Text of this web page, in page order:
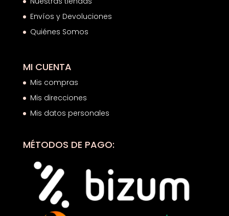
Envíos y Devoluciones
Quiénes Somos
MI CUENTA
Mis compras
Mis direcciones
Mis datos personales
MÉTODOS DE PAGO: